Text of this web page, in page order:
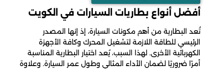
أفضل أنواع بطاريات السيارات في الكويت
تُعد البطارية من أهم مكونات السيارة، إذ إنها المصدر
الرئيسي للطاقة اللازمة لتشغيل المحرك وكافة الأجهزة
الكهربائية الأخرى. لهذا السبب، يُعد اختيار البطارية المناسبة
أمرًا ضروريًا لضمان الأداء المثالي وطول عمر السيارة. وعلاوة